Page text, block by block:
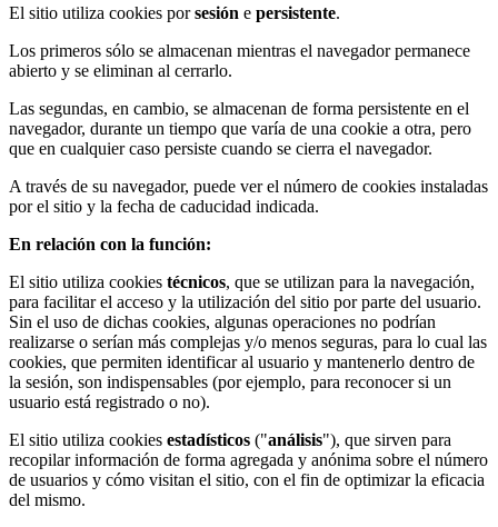
El sitio utiliza cookies porsesión e persistente.
Los primeros sólo se almacenan mientras el navegador permanece
abierto y se eliminan al cerrarlo.
Las segundas, en cambio, se almacenan de forma persistente en el
navegador, durante un tiempo que varía de una cookie a otra, pero
que en cualquier caso persiste cuando se cierra el navegador.
A través de su navegador, puede ver el número de cookies instaladas
por el sitio y la fecha de caducidad indicada.
En relación con la función:
El sitio utiliza cookies técnicos, que se utilizan para la navegación,
para facilitar el acceso y la utilización del sitio por parte del usuario.
Sin el uso de dichas cookies, algunas operaciones no podrían
realizarse o serían más complejas y/o menos seguras, para lo cual las
cookies, que permiten identificar al usuario y mantenerlo dentro de
la sesión, son indispensables (por ejemplo, para reconocer si un
usuario está registrado o no).
El sitio utiliza cookies estadísticos ("análisis"), que sirven para
recopilar información de forma agregada y anónima sobre el número
de usuarios y cómo visitan el sitio, con el fin de optimizar la eficacia
del mismo.